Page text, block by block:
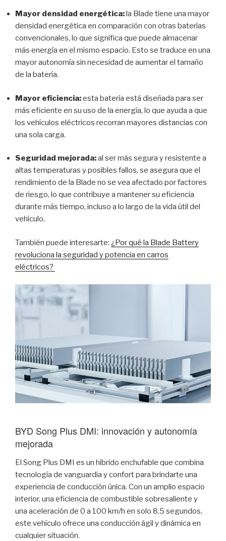
Mayor densidad energética:la Blade tiene una mayor
densidad energética en comparación con otras baterías
convencionales, lo que significa que puede almacenar
más energía en el mismo espacio. Esto se traduce en una
mayor autonomía sin necesidad de aumentar el tamaño
de la batería.
Mayor eficiencia:esta batería está diseñada para ser
más eficiente en su uso de la energía, lo que ayuda a que
los vehículos eléctricos recorran mayores distancias con
una sola carga.
Seguridad mejorada:al ser más segura y resistente a
altas temperaturas y posibles fallos, se asegura que el
rendimiento de la Blade no se vea afectado por factores
de riesgo, lo que contribuye a mantener su eficiencia
durante más tiempo, incluso a lo largo de la vida útil del
vehículo.
También puede interesarte: ¿Por qué la Blade Battery
revoluciona la seguridad y potencia en carros
eléctricos?
BYD Song Plus DMI: innovación y autonomía
mejorada
El Song Plus DMI es un híbrido enchufable que combina
tecnología de vanguardia y confort para brindarte una
experiencia de conducción única. Con un amplio espacio
interior, una eficiencia de combustible sobresaliente y
una aceleración de 0 a 100 km/h en solo 8.5 segundos,
este vehículo ofrece una conducción ágil y dinámica en
cualquier situación.